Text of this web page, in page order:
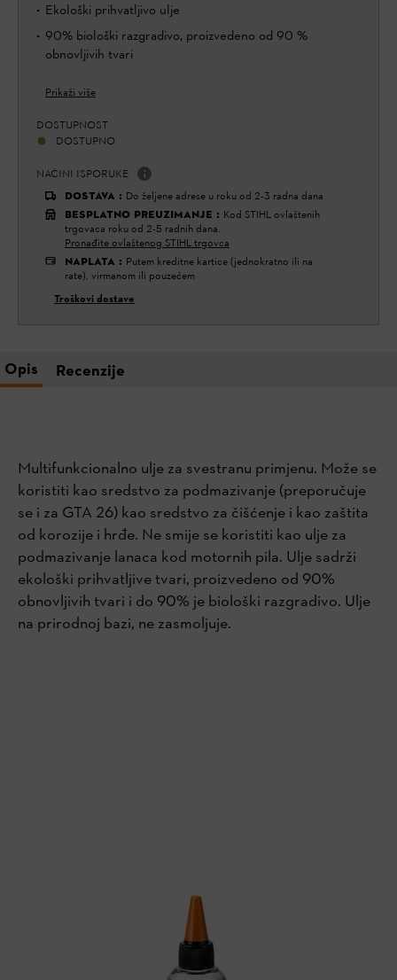
Ekološki prihvatljivo ulje
90% biološki razgradivo, proizvedeno od 90 %
obnovljivih tvari
Prikaži više
DOSTUPNOST
DOSTUPNO
NAČINI ISPORUKE
DOSTAVA : Do željene adrese u roku od 2-3 radna dana
BESPLATNO PREUZIMANJE : Kod STIHL ovlaštenih
trgovaca roku od 2-5 radnih dana.
Pronađite ovlaštenog STIHL trgovca
NAPLATA : Putem kreditne kartice (jednokratno ili na
rate), virmanom ili pouzećem
Troškovi dostave
Opis Recenzije
Multifunkcionalno ulje za svestranu primjenu. Može se
koristiti kao sredstvo za podmazivanje (preporučuje
se i za GTA 26) kao sredstvo za čišćenje i kao zaštita
od korozije i hrđe. Ne smije se koristiti kao ulje za
podmazivanje lanaca kod motornih pila. Ulje sadrži
ekološki prihvatljive tvari, proizvedeno od 90%
obnovljivih tvari i do 90% je biološki razgradivo. Ulje
na prirodnoj bazi, ne zasmoljuje.